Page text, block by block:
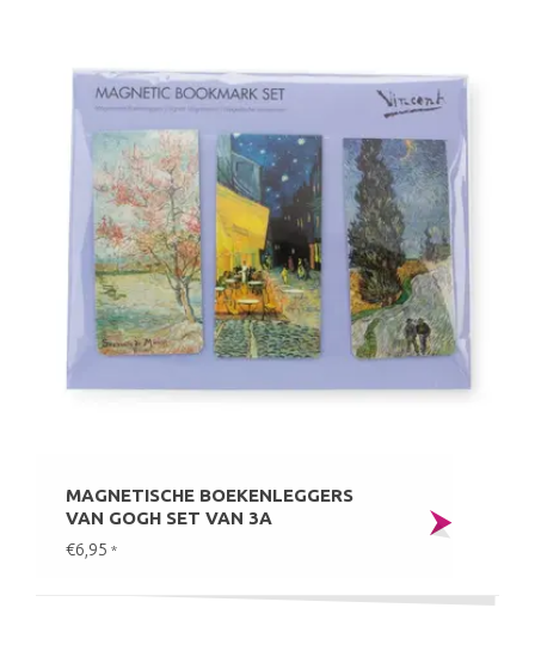
MAGNETISCHE BOEKENLEGGERS
VAN GOGH SET VAN 3A
€6,95 *